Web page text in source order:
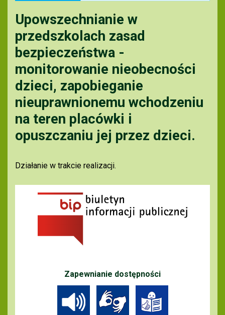
Upowszechnianie w
przedszkolach zasad
bezpieczeństwa -
monitorowanie nieobecności
dzieci, zapobieganie
nieuprawnionemu wchodzeniu
na teren placówki i
opuszczaniu jej przez dzieci.
Działanie w trakcie realizacji.
Zapewnianie dostępności